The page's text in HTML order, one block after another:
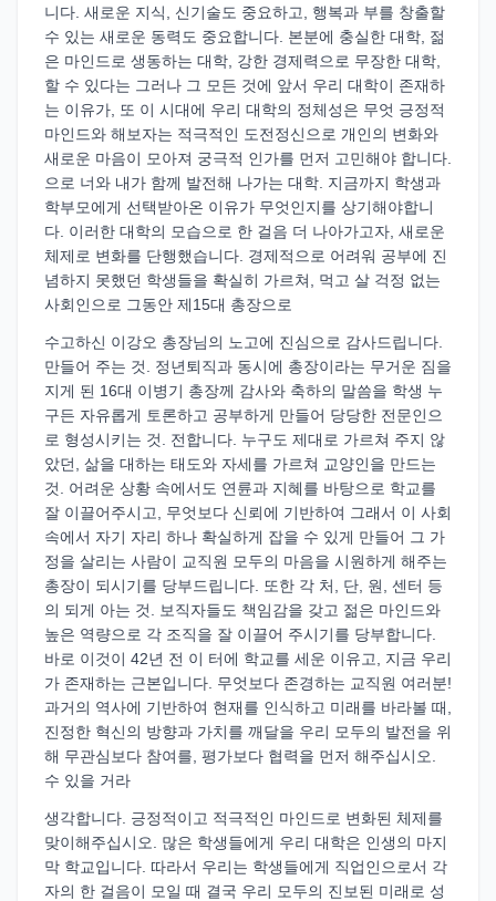
니다. 새로운 지식, 신기술도 중요하고, 행복과 부를 창출할
수 있는 새로운 동력도 중요합니다. 본분에 충실한 대학, 젊
은 마인드로 생동하는 대학, 강한 경제력으로 무장한 대학,
할 수 있다는 그러나 그 모든 것에 앞서 우리 대학이 존재하
는 이유가, 또 이 시대에 우리 대학의 정체성은 무엇 긍정적
마인드와 해보자는 적극적인 도전정신으로 개인의 변화와
새로운 마음이 모아져 궁극적 인가를 먼저 고민해야 합니다.
으로 너와 내가 함께 발전해 나가는 대학. 지금까지 학생과
학부모에게 선택받아온 이유가 무엇인지를 상기해야합니
다. 이러한 대학의 모습으로 한 걸음 더 나아가고자, 새로운
체제로 변화를 단행했습니다. 경제적으로 어려워 공부에 진
념하지 못했던 학생들을 확실히 가르쳐, 먹고 살 걱정 없는
사회인으로 그동안 제15대 총장으로
수고하신 이강오 총장님의 노고에 진심으로 감사드립니다.
만들어 주는 것. 정년퇴직과 동시에 총장이라는 무거운 짐을
지게 된 16대 이병기 총장께 감사와 축하의 말씀을 학생 누
구든 자유롭게 토론하고 공부하게 만들어 당당한 전문인으
로 형성시키는 것. 전합니다. 누구도 제대로 가르쳐 주지 않
았던, 삶을 대하는 태도와 자세를 가르쳐 교양인을 만드는
것. 어려운 상황 속에서도 연륜과 지혜를 바탕으로 학교를
잘 이끌어주시고, 무엇보다 신뢰에 기반하여 그래서 이 사회
속에서 자기 자리 하나 확실하게 잡을 수 있게 만들어 그 가
정을 살리는 사람이 교직원 모두의 마음을 시원하게 해주는
총장이 되시기를 당부드립니다. 또한 각 처, 단, 원, 센터 등
의 되게 아는 것. 보직자들도 책임감을 갖고 젊은 마인드와
높은 역량으로 각 조직을 잘 이끌어 주시기를 당부합니다.
바로 이것이 42년 전 이 터에 학교를 세운 이유고, 지금 우리
가 존재하는 근본입니다. 무엇보다 존경하는 교직원 여러분!
과거의 역사에 기반하여 현재를 인식하고 미래를 바라볼 때,
진정한 혁신의 방향과 가치를 깨달을 우리 모두의 발전을 위
해 무관심보다 참여를, 평가보다 협력을 먼저 해주십시오.
수 있을 거라
생각합니다. 긍정적이고 적극적인 마인드로 변화된 체제를
맞이해주십시오. 많은 학생들에게 우리 대학은 인생의 마지
막 학교입니다. 따라서 우리는 학생들에게 직업인으로서 각
자의 한 걸음이 모일 때 결국 우리 모두의 진보된 미래로 성